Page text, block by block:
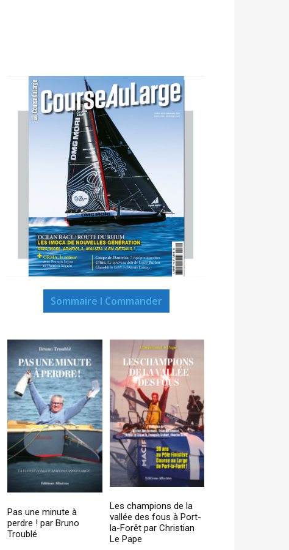
Sommaire I Commander
Pas une minute à
perdre ! par Bruno
Troublé
Les champions de la
vallée des fous à Port-
la-Forêt par Christian
Le Pape